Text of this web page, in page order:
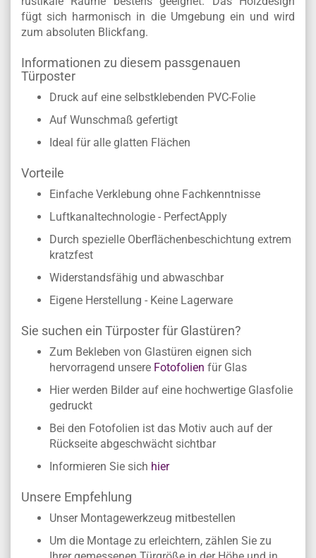
Dieser Aufkleber für die Zimmertür mit dem Motiv einer
Holzmaserung ist sowohl für moderne als auch für
rustikale Räume bestens geeignet. Das Holzdesign
fügt sich harmonisch in die Umgebung ein und wird
zum absoluten Blickfang.
Informationen zu diesem passgenauen
Türposter
Druck auf eine selbstklebenden PVC-Folie
Ideal für alle glatten Flächen
Vorteile
Einfache Verklebung ohne Fachkenntnisse
Luftkanaltechnologie - PerfectApply
Durch spezielle Oberflächenbeschichtung extrem
kratzfest
Eigene Herstellung - Keine Lagerware
Sie suchen ein Türposter für Glastüren?
Zum Bekleben von Glastüren eignen sich
hervorragend unsere
Hier werden Bilder auf eine hochwertige Glasfolie
gedruckt
Bei den Fotofolien ist das Motiv auch auf der
Informieren Sie sich
Unsere Empfehlung